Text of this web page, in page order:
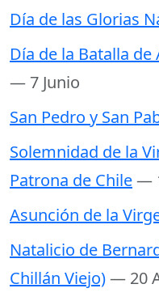
Día de las Glorias
Día de la Batalla
— 7 Junio
San Pedro y San
Solemnidad de la
Patrona de Chile—
Asunción de la
Natalicio de
Chillán Viejo)— 20